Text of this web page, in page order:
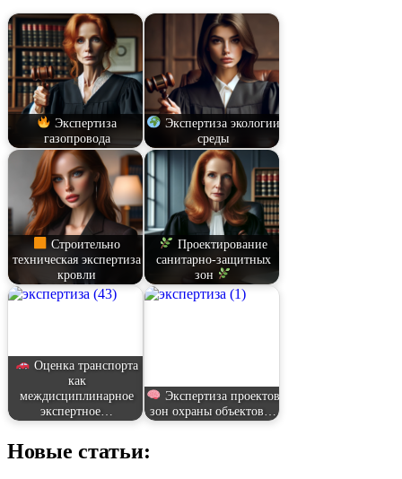
Экспертиза
газопровода
Экспертиза экологии
среды
Строительно
техническая экспертиза
кровли
Проектирование
санитарно-защитных
зон
Оценка транспорта
как
междисциплинарное
экспертное…
Экспертиза проектов
зон охраны объектов…
Новые статьи: